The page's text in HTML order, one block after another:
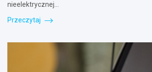
nieelektrycznej…
Przeczytaj